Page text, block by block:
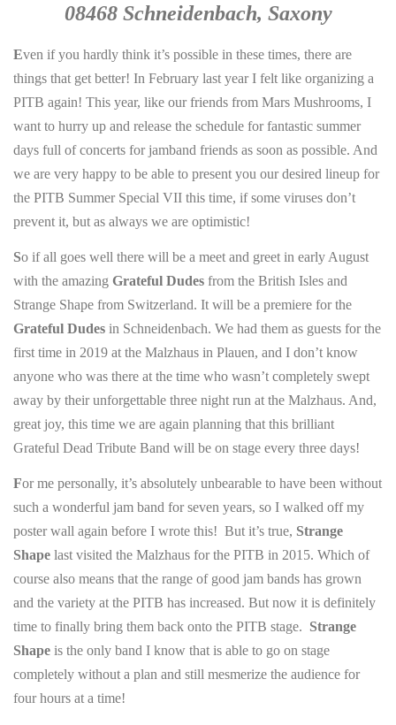
08468 Schneidenbach, Saxony
Even if you hardly think it’s possible in these times, there are
things that get better! In February last year I felt like organizing a
PITB again! This year, like our friends from Mars Mushrooms, I
want to hurry up and release the schedule for fantastic summer
days full of concerts for jamband friends as soon as possible. And
we are very happy to be able to present you our desired lineup for
the PITB Summer Special VII this time, if some viruses don’t
prevent it, but as always we are optimistic!
So if all goes well there will be a meet and greet in early August
with the amazing Grateful Dudes from the British Isles and
Strange Shape from Switzerland. It will be a premiere for the
Grateful Dudes in Schneidenbach. We had them as guests for the
first time in 2019 at the Malzhaus in Plauen, and I don’t know
anyone who was there at the time who wasn’t completely swept
away by their unforgettable three night run at the Malzhaus. And,
great joy, this time we are again planning that this brilliant
Grateful Dead Tribute Band will be on stage every three days!
For me personally, it’s absolutely unbearable to have been without
such a wonderful jam band for seven years, so I walked off my
poster wall again before I wrote this! But it’s true, Strange
Shape last visited the Malzhaus for the PITB in 2015. Which of
course also means that the range of good jam bands has grown
and the variety at the PITB has increased. But now it is definitely
time to finally bring them back onto the PITB stage. Strange
Shape is the only band I know that is able to go on stage
completely without a plan and still mesmerize the audience for
four hours at a time!